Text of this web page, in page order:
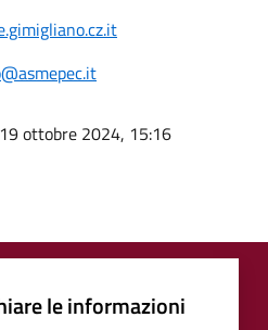
ottobre 2024, 15:16
le informazioni